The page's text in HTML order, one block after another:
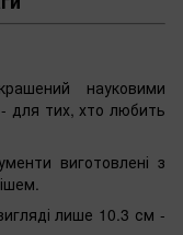
науковими
для тих, хто любить
виготовлені з
лише 10.3 см -